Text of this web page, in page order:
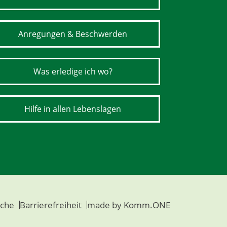
Anregungen & Beschwerden
Was erledige ich wo?
Hilfe in allen Lebenslagen
Barrierefreiheit made by Komm.ONE